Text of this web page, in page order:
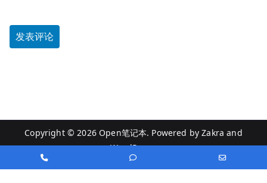
Copyright © 2026 Open笔记本. Powered byZakra and
WordPress.
Number
Number
Address